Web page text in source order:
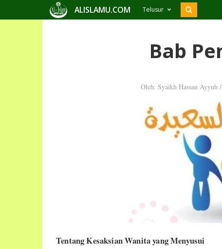
ALISLAMU.COM Telusur
Bab
Oleh: Syaikh Hassan Ayyub /
Tentang Kesaksian Wanita yang Menyusui